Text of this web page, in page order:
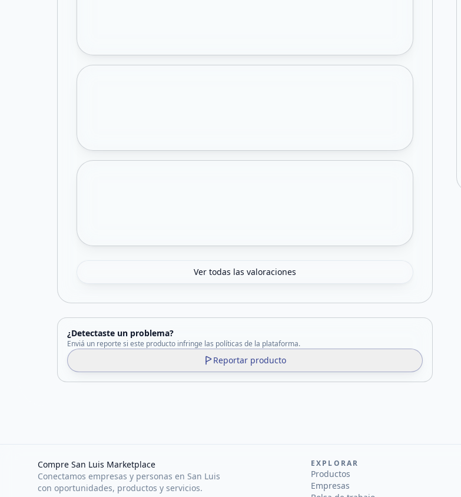
Ver todas las valoraciones
¿Detectaste un problema?
Enviá un reporte si este producto infringe las políticas de la plataforma.
Reportar producto
Compre San Luis Marketplace
Conectamos empresas y personas en San Luis
con oportunidades, productos y servicios.
EXPLORAR
Productos
Empresas